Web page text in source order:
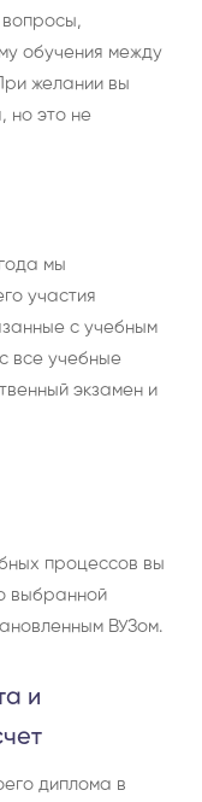
обучения между
желании вы
но это не
мы
участия
с учебным
все учебные
экзамен и
процессов вы
выбранной
ВУЗом.
и
диплома в